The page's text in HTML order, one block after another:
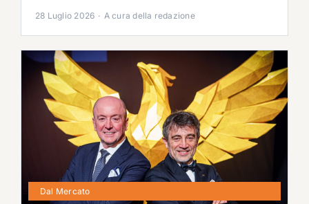
28 Luglio 2026 · A cura della redazione
Dal Mercato